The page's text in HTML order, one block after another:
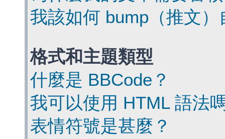
我該如何 bump（推文
格式和主題類型
什麼是 BBCode？
我可以使用 HTML 語法
表情符號是甚麼？